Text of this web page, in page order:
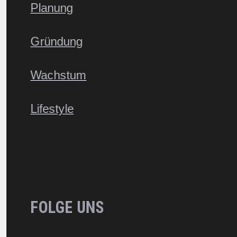
Planung
Gründung
Wachstum
Lifestyle
FOLGE UNS